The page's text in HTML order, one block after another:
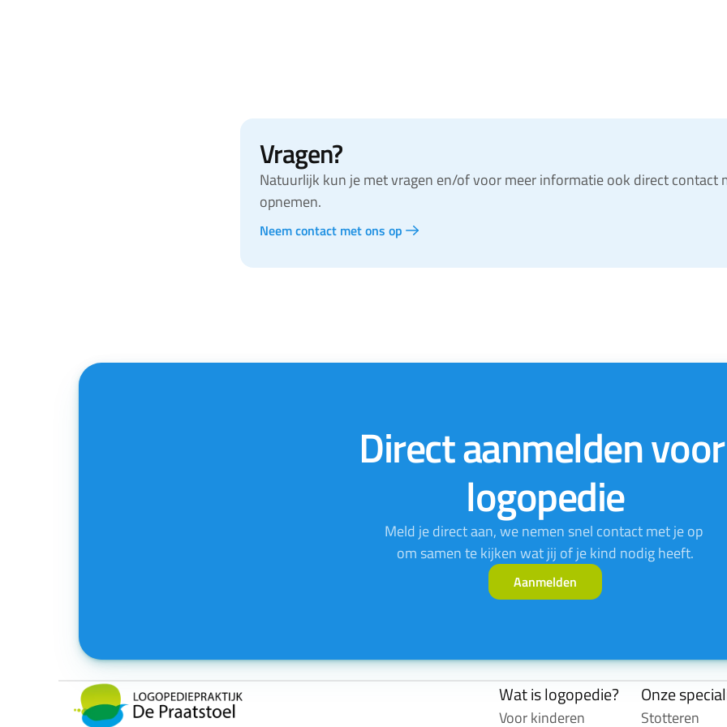
Vragen?
Natuurlijk kun je met vragen en/of voor meer informatie ook direct contact
opnemen.
Neem contact met ons op
Direct aanmelden voor
logopedie
Meld je direct aan, we nemen snel contact met je op
om samen te kijken wat jij of je kind nodig heeft.
Aanmelden
Wat is logopedie?
Voor kinderen
Onze
Stotteren